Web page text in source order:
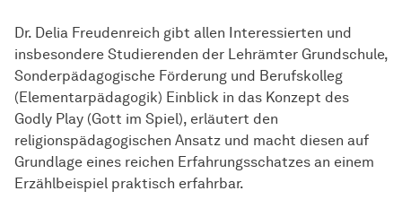
Dr. Delia Freudenreich gibt allen Interessierten und
insbesondere Studierenden der Lehrämter Grundschule,
Sonderpädagogische Förderung und Berufskolleg
(Elementarpädagogik) Einblick in das Konzept des
Godly Play (Gott im Spiel), erläutert den
religionspädagogischen Ansatz und macht diesen auf
Grundlage eines reichen Erfahrungsschatzes an einem
Erzählbeispiel praktisch erfahrbar.